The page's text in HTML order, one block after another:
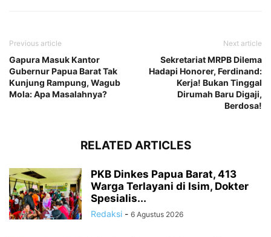
Previous article
Gapura Masuk Kantor
Gubernur Papua Barat Tak
Kunjung Rampung, Wagub
Mola: Apa Masalahnya?
Next article
Sekretariat MRPB Dilema
Hadapi Honorer, Ferdinand:
Kerja! Bukan Tinggal
Dirumah Baru Digaji,
Berdosa!
RELATED ARTICLES
PKB Dinkes Papua Barat, 413
Warga Terlayani di Isim, Dokter
Spesialis...
Redaksi - 6 Agustus 2026